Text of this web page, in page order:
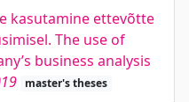
kasutamine ettevõtte
The use of
business analysis
master's theses